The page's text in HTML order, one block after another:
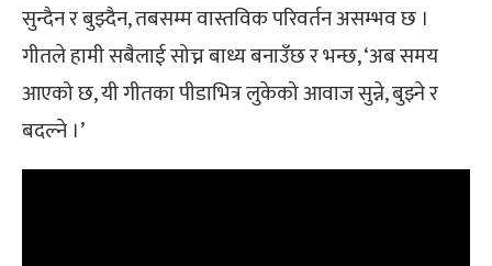
सुन्दैन र बुझ्दैन, तबसम्म वास्तविक परिवर्तन असम्भव छ ।
गीतले हामी सबैलाई सोच्न बाध्य बनाउँछ र भन्छ, ‘अब समय
आएको छ, यी गीतका पीडाभित्र लुकेको आवाज सुन्ने, बुझ्ने र
बदल्ने ।’